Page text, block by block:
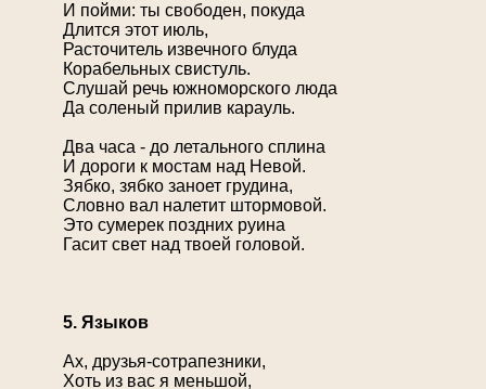
И пойми: ты свободен, покуда
Длится этот июль,
Расточитель извечного блуда
Корабельных свистуль.
Слушай речь южноморского люда
Да соленый прилив карауль.
Два часа - до летального сплина
И дороги к мостам над Невой.
Зябко, зябко заноет грудина,
Словно вал налетит штормовой.
Это сумерек поздних руина
Гасит свет над твоей головой.
5. Языков
Ах, друзья-сотрапезники,
Хоть из вас я меньшой,